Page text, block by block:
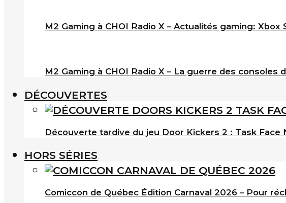
M2 Gaming à CHOI Radio X – Actualités gaming: Xbox
M2 Gaming à CHOI Radio X – La guerre des consoles
DÉCOUVERTES
Découverte tardive du jeu Door Kickers 2 : Task Face
HORS SÉRIES
Comiccon de Québec Édition Carnaval 2026 – Pour